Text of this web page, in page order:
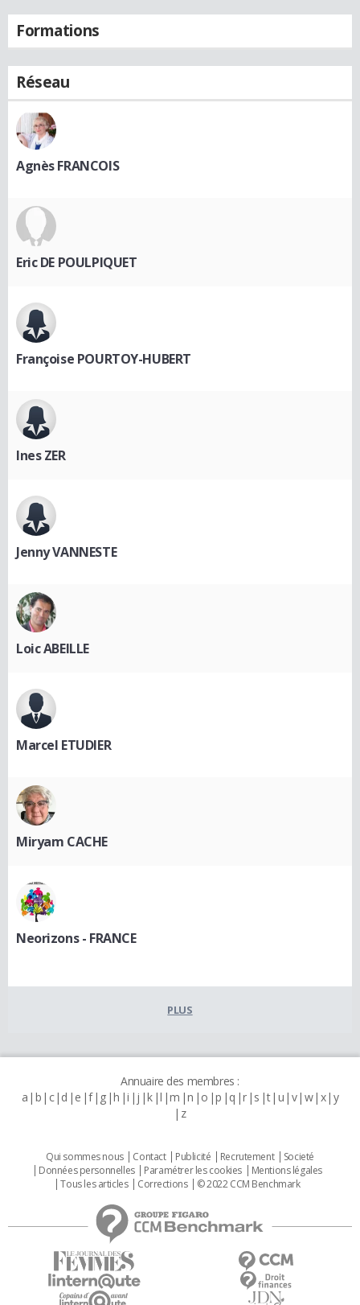
Formations
Réseau
Agnès FRANCOIS
Eric DE POULPIQUET
Françoise POURTOY-HUBERT
Ines ZER
Jenny VANNESTE
Loic ABEILLE
Marcel ETUDIER
Miryam CACHE
Neorizons - FRANCE
PLUS
Annuaire des membres :
a b c d e f g h i j k l m n o p q r s t u v w x y
z
Qui sommes nous Contact Publicité Recrutement
Societé
Données personnelles
Paramétrer les cookies
Mentions légales
Tous les articles
Corrections © 2022 CCM Benchmark